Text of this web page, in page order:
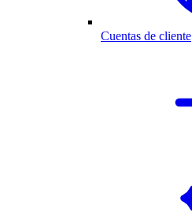
Cuentas de cliente